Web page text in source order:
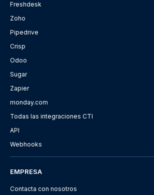
Freshdesk
Zoho
Pipedrive
Crisp
Odoo
Sugar
Zapier
monday.com
Todas las integraciones CTI
API
Webhooks
EMPRESA
Contacta con nosotros